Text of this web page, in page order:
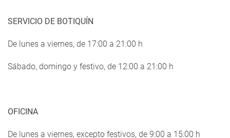
SERVICIO DE BOTIQUÍN
De lunes a viernes, de 17:00 a 21:00 h
Sábado, domingo y festivo, de 12:00 a 21:00 h
OFICINA
De lunes a viernes, excepto festivos, de 9:00 a 15:00 h